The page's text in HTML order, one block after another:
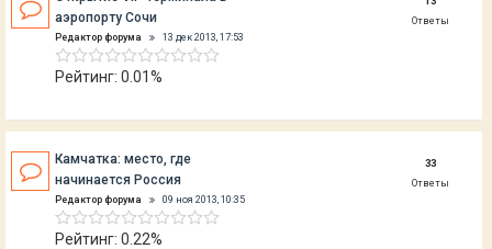
аэропорту Сочи
Редактор форума 13 дек 2013, 17:53
Рейтинг: 0.01%
Ответы
Камчатка: место, где
начинается Россия
Редактор форума 09 ноя 2013, 10:35
Рейтинг: 0.22%
33
Ответы